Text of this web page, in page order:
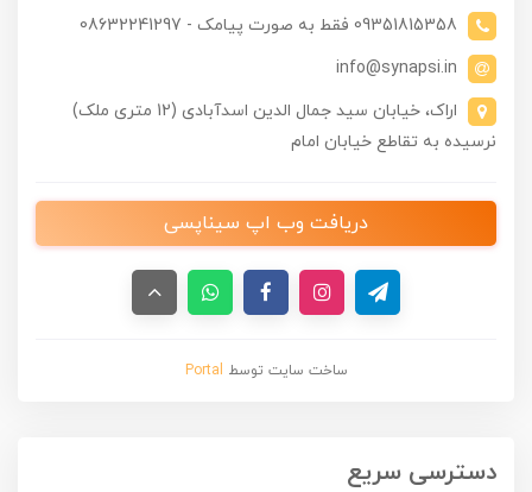
09351815358 فقط به صورت پیامک - 08632241297
info@synapsi.in
اراک، خیابان سید جمال الدین اسدآبادی (12 متری ملک)
نرسیده به تقاطع خیابان امام
دریافت وب اپ سیناپسی
ساخت سایت توسط Portal
دسترسی سریع